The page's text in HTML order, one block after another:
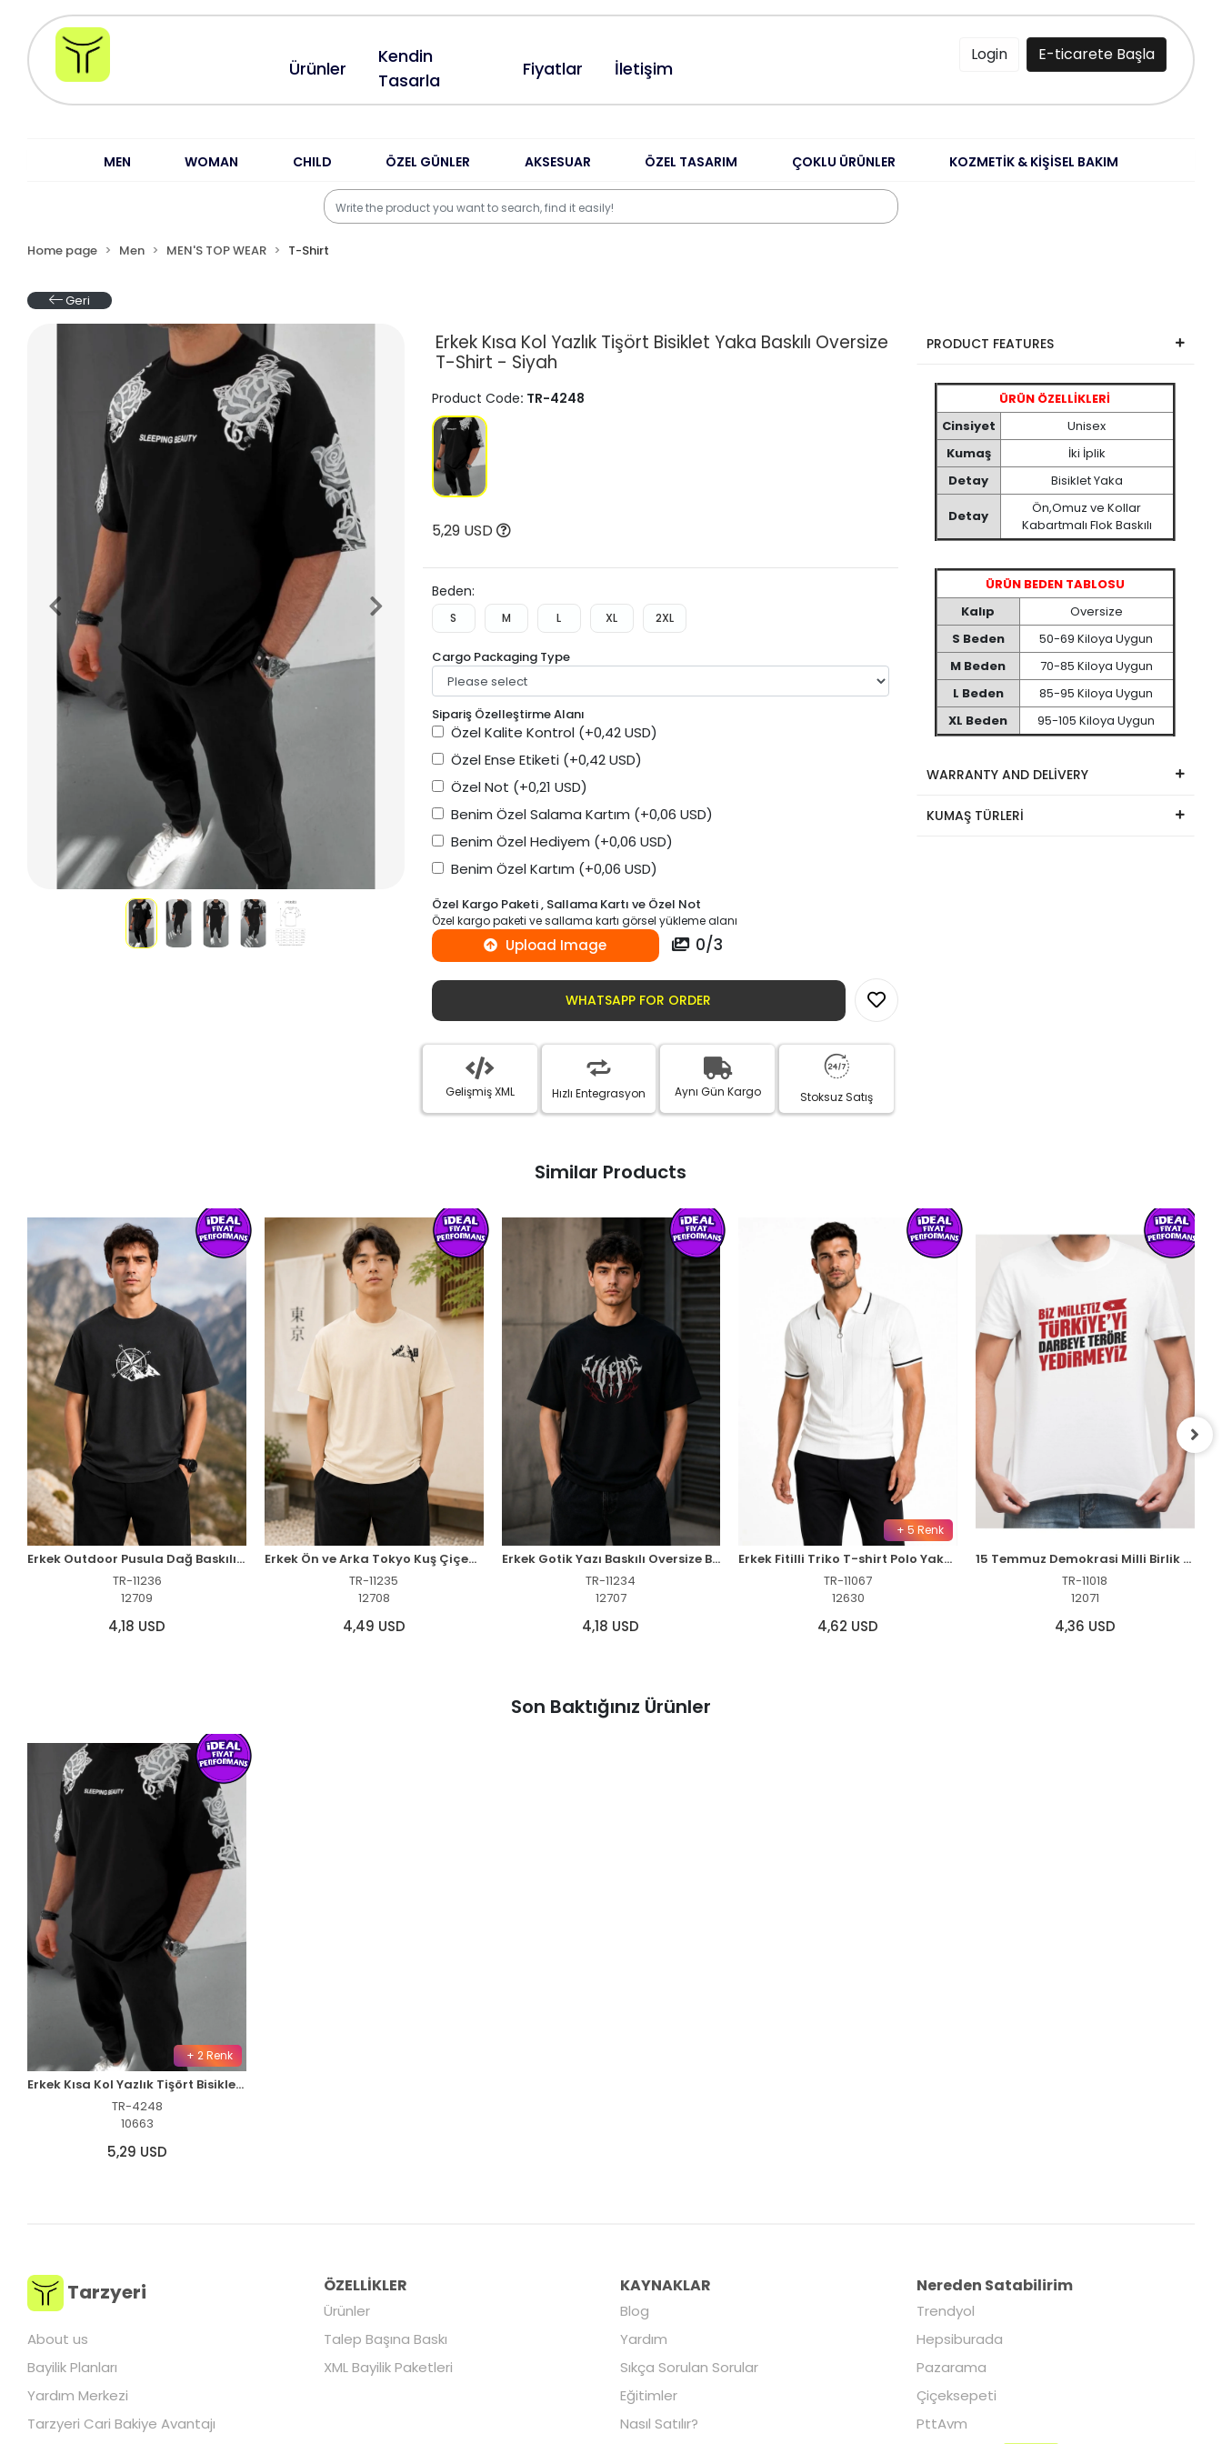
Ürünler
Kendin
Tasarla
Fiyatlar İletişim
Login E-ticarete Başla
MEN WOMAN CHILD ÖZEL GÜNLER AKSESUAR ÖZEL TASARIM ÇOKLU ÜRÜNLER KOZMETİK & KİŞİSEL BAKIM
Home page Men MEN'S TOP WEAR T-Shirt
Geri
Erkek Kısa Kol Yazlık Tişört Bisiklet Yaka Baskılı Oversize
T-Shirt - Siyah
Product Code: TR-4248
5,29 USD
Beden:
S M L XL 2XL
Cargo Packaging Type
Sipariş Özelleştirme Alanı
Özel Kalite Kontrol (+0,42 USD)
Özel Ense Etiketi (+0,42 USD)
Özel Not (+0,21 USD)
Benim Özel Salama Kartım (+0,06 USD)
Benim Özel Hediyem (+0,06 USD)
Benim Özel Kartım (+0,06 USD)
Özel Kargo Paketi , Sallama Kartı ve Özel Not
Özel kargo paketi ve sallama kartı görsel yükleme alanı
Upload Image 0/3
WHATSAPP FOR ORDER
Gelişmiş XML Hızlı Entegrasyon Aynı Gün Kargo Stoksuz Satış
PRODUCT FEATURES
ÜRÜN ÖZELLİKLERİ
Cinsiyet
Unisex
Kumaş
İki İplik
Detay
Bisiklet Yaka
Detay
Ön,Omuz ve Kollar
Kabartmalı Flok Baskılı
ÜRÜN BEDEN TABLOSU
Kalıp
Oversize
S Beden
50-69 Kiloya Uygun
M Beden
70-85 Kiloya Uygun
L Beden
85-95 Kiloya Uygun
XL Beden
95-105 Kiloya Uygun
WARRANTY AND DELİVERY
KUMAŞ TÜRLERİ
Similar Products
Erkek Outdoor Pusula Dağ Baskılı Kısa Kollu Oversize T-Shirt - Siyah
TR-11236
12709
4,18 USD
Erkek Ön ve Arka Tokyo Kuş Çiçek Baskılı Oversize T-Shirt - Ekru
TR-11235
12708
4,49 USD
Erkek Gotik Yazı Baskılı Oversize Bisiklet Yaka T-Shirt - Siyah
TR-11234
12707
4,18 USD
+ 5 Renk
Erkek Fitilli Triko T-shirt Polo Yaka Yarım Fermuarlı Kısa Kollu Tişört - Beyaz
TR-11067
12630
4,62 USD
15 Temmuz Demokrasi Milli Birlik YEDİRMEYİZ Baskılı Bisiklet Yaka T-shirt - Beyaz
TR-11018
12071
4,36 USD
Son Baktığınız Ürünler
+ 2 Renk
Erkek Kısa Kol Yazlık Tişört Bisiklet Yaka Baskılı Oversize T-Shirt - Siyah
TR-4248
10663
5,29 USD
Tarzyeri
About us
Bayilik Planları
Yardım Merkezi
Tarzyeri Cari Bakiye Avantajı
ÖZELLİKLER
Ürünler
Talep Başına Baskı
XML Bayilik Paketleri
KAYNAKLAR
Blog
Yardım
Sıkça Sorulan Sorular
Eğitimler
Nasıl Satılır?
Nereden Satabilirim
Trendyol
Hepsiburada
Pazarama
Çiçeksepeti
PttAvm